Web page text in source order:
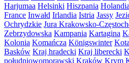
Harjumaa Helsinki Hiszpania Holandia
France Inwałd Irlandia Istria Jassy
Ochrydzkie Jura Krakowsko-
Zebrzydowska Kampania Kartagina
Kolonia Komańcza Königswinter
Basków Kraj hradecki Kraj liberecki
południowomorawski Kraków Krym